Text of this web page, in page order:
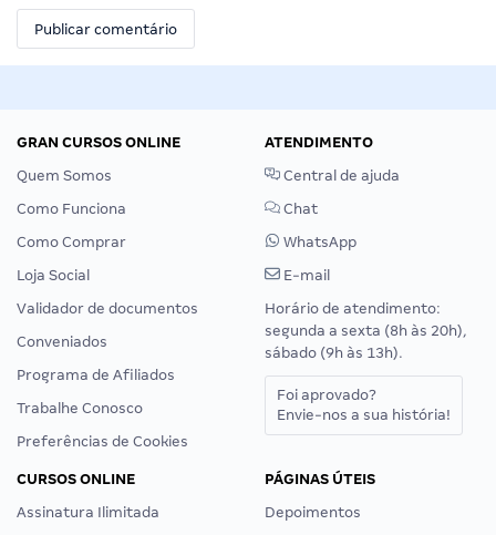
GRAN CURSOS ONLINE
Quem Somos
Como Funciona
Como Comprar
Loja Social
Validador de documentos
Conveniados
Programa de Afiliados
Trabalhe Conosco
Preferências de Cookies
ATENDIMENTO
Central de ajuda
Chat
WhatsApp
E-mail
Horário de atendimento:
segunda a sexta (8h às 20h),
sábado (9h às 13h).
Foi aprovado?
Envie-nos a sua história!
CURSOS ONLINE
Assinatura Ilimitada
PÁGINAS ÚTEIS
Depoimentos